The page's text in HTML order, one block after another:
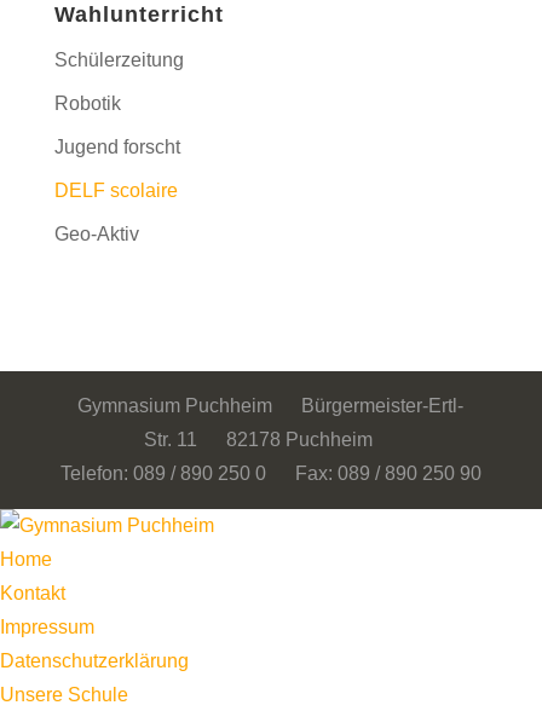
Wahlunterricht
Schülerzeitung
Robotik
Jugend forscht
DELF scolaire
Geo-Aktiv
Gymnasium Puchheim Bürgermeister-Ertl-
Str. 11 82178 Puchheim
Telefon: 089 / 890 250 0 Fax: 089 / 890 250 90
Home
Kontakt
Impressum
Datenschutzerklärung
Unsere Schule